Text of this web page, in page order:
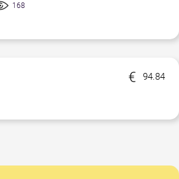
168
94.84